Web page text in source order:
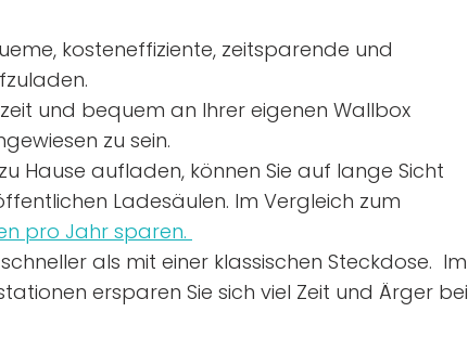
kosteneffiziente, zeitsparende und
und bequem an Ihrer eigenen Wallbox
zu sein.
Hause aufladen, können Sie auf lange Sicht
Ladesäulen. Im Vergleich zum
pro Jahr sparen.
als mit einer klassischen Steckdose. Im
ersparen Sie sich viel Zeit und Ärger bei